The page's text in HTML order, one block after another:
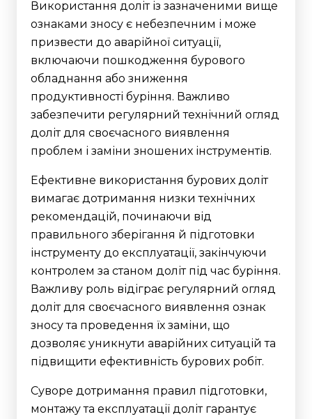
Використання доліт із зазначеними вище
ознаками зносу є небезпечним і може
призвести до аварійної ситуації,
включаючи пошкодження бурового
обладнання або зниження
продуктивності буріння. Важливо
забезпечити регулярний технічний огляд
доліт для своєчасного виявлення
проблем і заміни зношених інструментів.
Ефективне використання бурових доліт
вимагає дотримання низки технічних
рекомендацій, починаючи від
правильного зберігання й підготовки
інструменту до експлуатації, закінчуючи
контролем за станом доліт під час буріння.
Важливу роль відіграє регулярний огляд
доліт для своєчасного виявлення ознак
зносу та проведення їх заміни, що
дозволяє уникнути аварійних ситуацій та
підвищити ефективність бурових робіт.
Суворе дотримання правил підготовки,
монтажу та експлуатації доліт гарантує